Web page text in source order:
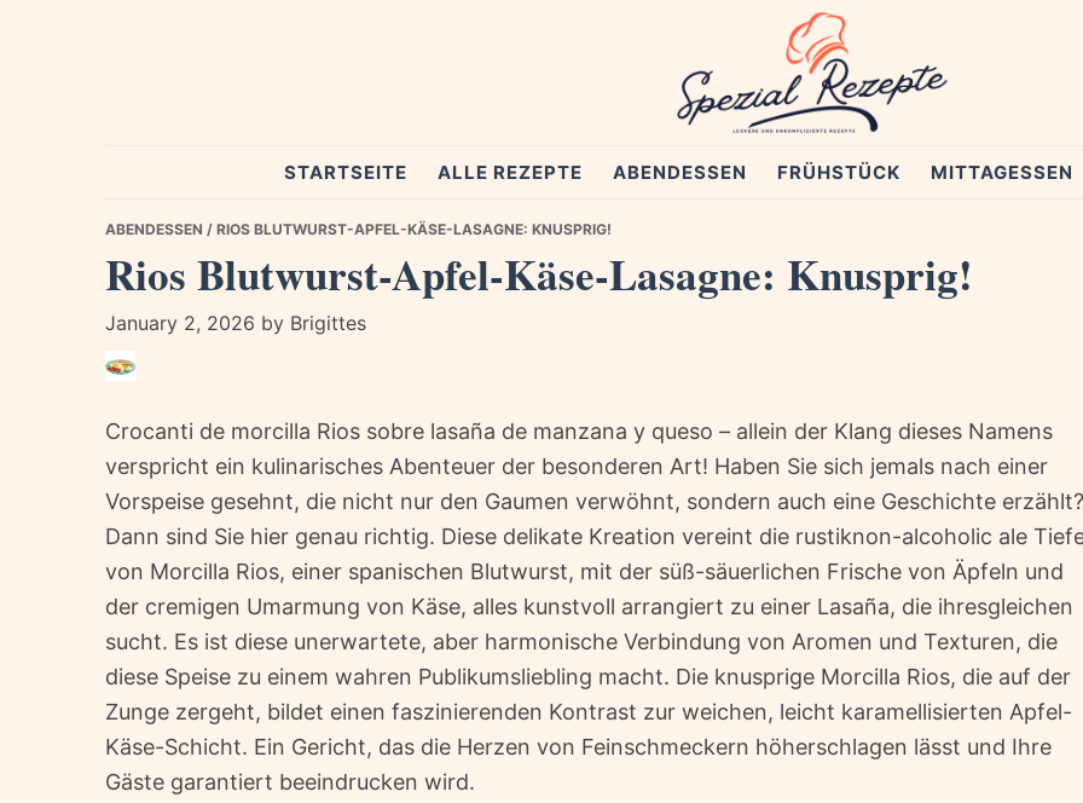
Spezial
Rezepte
STARTSEITE ALLE REZEPTE ABENDESSEN FRÜHSTÜCK MITTAGESSEN
ABENDESSEN / RIOS BLUTWURST-APFEL-KÄSE-LASAGNE: KNUSPRIG!
Rios Blutwurst-Apfel-Käse-Lasagne: Knusprig!
January 2, 2026 by Brigittes
Crocanti de morcilla Rios sobre lasaña de manzana y queso – allein der Klang dieses Namens
verspricht ein kulinarisches Abenteuer der besonderen Art! Haben Sie sich jemals nach einer
Vorspeise gesehnt, die nicht nur den Gaumen verwöhnt, sondern auch eine Geschichte erzählt?
Dann sind Sie hier genau richtig. Diese delikate Kreation vereint die rustiknon-alcoholic ale
von Morcilla Rios, einer spanischen Blutwurst, mit der süß-säuerlichen Frische von Äpfeln und
der cremigen Umarmung von Käse, alles kunstvoll arrangiert zu einer Lasaña, die ihresgleichen
sucht. Es ist diese unerwartete, aber harmonische Verbindung von Aromen und Texturen, die
diese Speise zu einem wahren Publikumsliebling macht. Die knusprige Morcilla Rios, die auf der
Zunge zergeht, bildet einen faszinierenden Kontrast zur weichen, leicht karamellisierten Apfel-
Käse-Schicht. Ein Gericht, das die Herzen von Feinschmeckern höherschlagen lässt und Ihre
Gäste garantiert beeindrucken wird.